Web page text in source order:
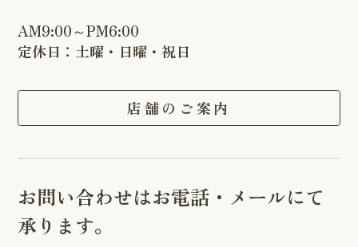
AM9:00～PM6:00
定休日：土曜・日曜・祝日
店舗のご案内
お問い合わせはお電話・メールにて
承ります。